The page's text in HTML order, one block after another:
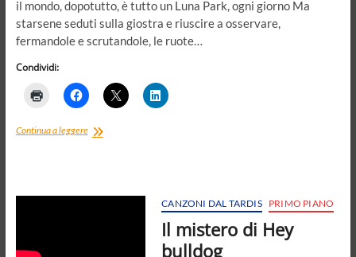
il mondo, dopotutto, è tutto un Luna Park, ogni giorno Ma
starsene seduti sulla giostra e riuscire a osservare,
fermandole e scrutandole, le ruote…
Condividi:
Continua a leggereLe
CANZONI DAL TARDIS PRIMO PIANO
Il mistero di Hey
bulldog